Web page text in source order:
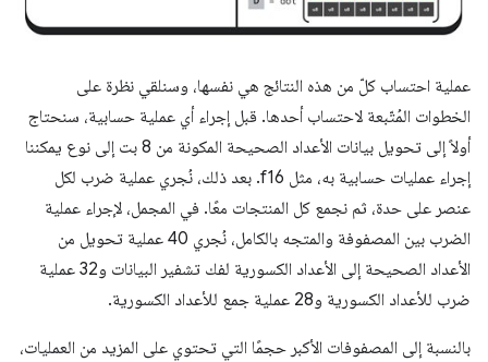
عملية احتساب كلّ من هذه النتائج هي نفسها، وسنلقي نظرة على
الخطوات المُتّبعة لاحتساب أحدها. قبل إجراء أي عملية حسابية، سنحتاج
أولاً إلى تحويل بيانات الأعداد الصحيحة المكونة من 8 بت إلى نوع يمكننا
إجراء عمليات حسابية به، مثل f16. بعد ذلك، نُجري عملية ضرب لكل
عنصر على حدة، ثم نجمع كل المنتجات معًا. في المجمل، لإجراء عملية
الضرب بين المصفوفة والمتجه بالكامل، نُجري 40 عملية تحويل من
الأعداد الصحيحة إلى الأعداد الكسورية لفك تشفير البيانات و32 عملية
ضرب للأعداد الكسورية و28 عملية جمع للأعداد الكسورية.
بالنسبة إلى المصفوفات الأكبر حجمًا التي تحتوي على المزيد من العمليات،